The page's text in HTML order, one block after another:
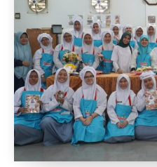
Perpustakaan
Gallery
IDAROH
KEGIATAN SANTRI
Info Terkini
Hubungi Kami
Download